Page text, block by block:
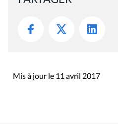
Mis à jour le 11 avril 2017